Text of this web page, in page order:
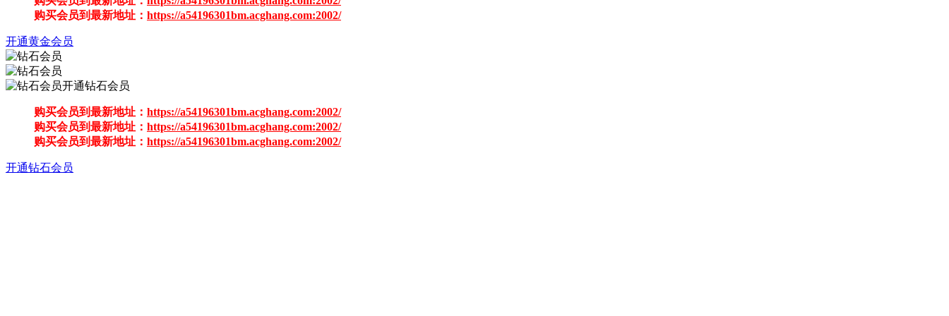
购买会员到最新地址： https://a54196301bm.acghang.com:2002/
开通黄金会员
开通钻石会员
购买会员到最新地址： https://a54196301bm.acghang.com:2002/
购买会员到最新地址： https://a54196301bm.acghang.com:2002/
购买会员到最新地址： https://a54196301bm.acghang.com:2002/
开通钻石会员